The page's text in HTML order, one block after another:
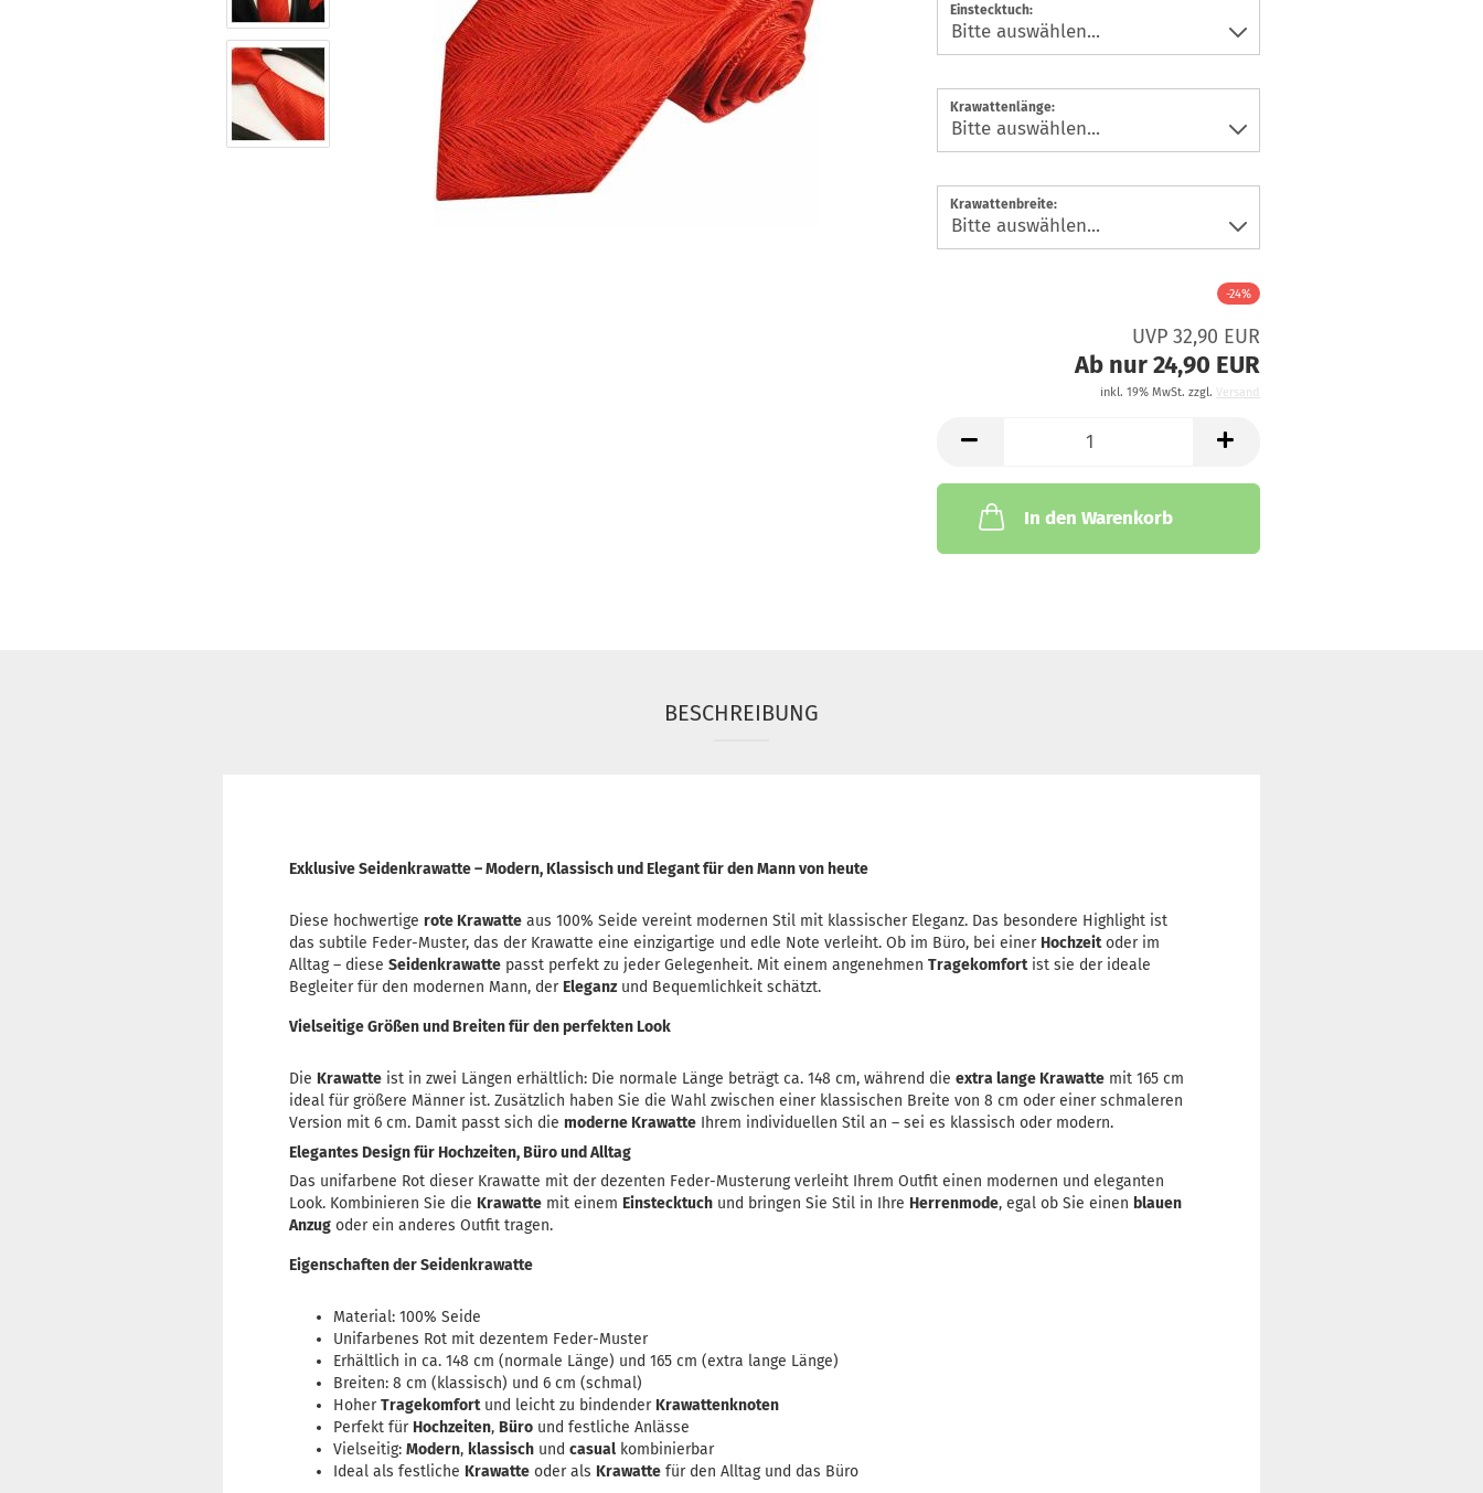
Einstecktuch:
Krawattenlänge:
Krawattenbreite:
-24%
UVP 32,90 EUR
Ab nur 24,90 EUR
inkl. 19% MwSt. zzgl. Versand
In den Warenkorb
BESCHREIBUNG
Exklusive Seidenkrawatte – Modern, Klassisch und Elegant für den Mann von heute
Diese hochwertige rote Krawatte aus 100% Seide vereint modernen Stil mit klassischer Eleganz. Das besondere Highlight ist
das subtile Feder-Muster, das der Krawatte eine einzigartige und edle Note verleiht. Ob im Büro, bei einer Hochzeitoder im
Alltag – diese Seidenkrawatte passt perfekt zu jeder Gelegenheit. Mit einem angenehmen Tragekomfortist sie der ideale
Begleiter für den modernen Mann, der Eleganz und Bequemlichkeit schätzt.
Vielseitige Größen und Breiten für den perfekten Look
Die Krawatte ist in zwei Längen erhältlich: Die normale Länge beträgt ca. 148 cm, während die extra lange Krawatte mit 165 cm
ideal für größere Männer ist. Zusätzlich haben Sie die Wahl zwischen einer klassischen Breite von 8 cm oder einer schmaleren
Version mit 6 cm. Damit passt sich die moderne Krawatte Ihrem individuellen Stil an – sei es klassisch oder modern.
Elegantes Design für Hochzeiten, Büro und Alltag
Das unifarbene Rot dieser Krawatte mit der dezenten Feder-Musterung verleiht Ihrem Outfit einen modernen und eleganten
Look. Kombinieren Sie die Krawatte mit einem Einstecktuch und bringen Sie Stil in Ihre Herrenmode, egal ob Sie einen blauen
Anzug oder ein anderes Outfit tragen.
Eigenschaften der Seidenkrawatte
Material: 100% Seide
Unifarbenes Rot mit dezentem Feder-Muster
Erhältlich in ca. 148 cm (normale Länge) und 165 cm (extra lange Länge)
Breiten: 8 cm (klassisch) und 6 cm (schmal)
HoherTragekomfortund leicht zu bindender Krawattenknoten
Perfekt für Hochzeiten, Büro und festliche Anlässe
Vielseitig: Modern, klassisch und casual kombinierbar
Ideal als festliche Krawatte oder als Krawatte für den Alltag und das Büro